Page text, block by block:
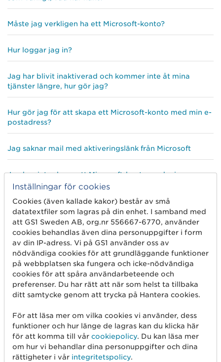
Måste jag verkligen ha ett Microsoft-konto?
Hur loggar jag in?
Jag har blivit inaktiverad och kommer inte åt mina
tjänster längre, hur gör jag?
Hur gör jag för att skapa ett Microsoft-konto med min e-
postadress?
Jag saknar mail med aktiveringslänk från Microsoft
Jag kan inte skapa ett Microsoft-konto med min e-
postadress, varför?
Jag får ett felmeddelande om att min e-post är
upptagen, vad gör jag då?
Inställningar för cookies
Cookies (även kallade kakor) består av små
datatextfiler som lagras på din enhet. I samband med
att GS1 Sweden AB, org.nr 556667-6770, använder
cookies behandlas även dina personuppgifter i form
av din IP-adress. Vi på GS1 använder oss av
nödvändiga cookies för att grundläggande funktioner
på webbplatsen ska fungera och icke-nödvändiga
cookies för att spåra användarbeteende och
preferenser. Du har rätt att när som helst ta tillbaka
ditt samtycke genom att trycka på Hantera cookies.
För att läsa mer om vilka cookies vi använder, dess
funktioner och hur länge de lagras kan du klicka här
för att komma till vår cookiepolicy. Du kan läsa mer
om hur vi behandlar dina personuppgifter och dina
rättigheter i vår integritetspolicy.